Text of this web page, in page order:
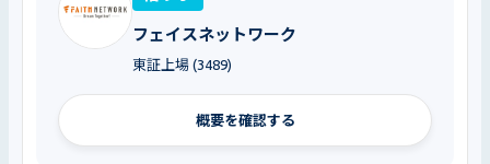
フェイスネットワーク
東証上場 (3489)
概要を確認する